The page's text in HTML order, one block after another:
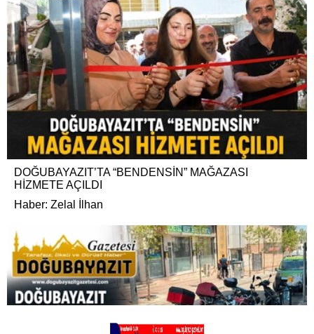
DOĞUBAYAZIT’TA “BENDENSİN” MAĞAZASI
HİZMETE AÇILDI
Haber: Zelal İlhan